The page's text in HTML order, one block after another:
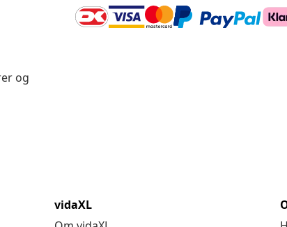
Tilgængelighedserklæring